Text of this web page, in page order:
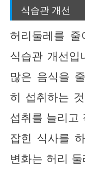
식습관 개선
허리둘레를
식습관 개선입
많은 음식을
히 섭취하는
섭취를 늘리고
잡힌 식사를
변화는 허리